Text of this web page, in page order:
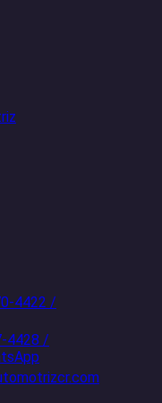
4422 /
4428 /